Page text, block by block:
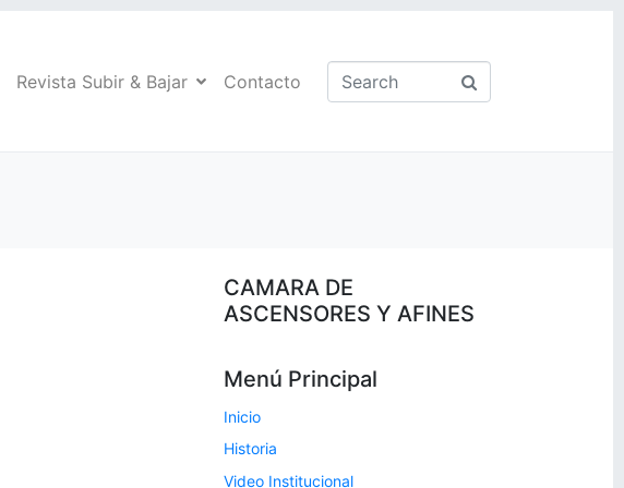
Revista Subir & Bajar Contacto
CAMARA DE
ASCENSORES Y AFINES
Menú Principal
Inicio
Historia
Video Institucional